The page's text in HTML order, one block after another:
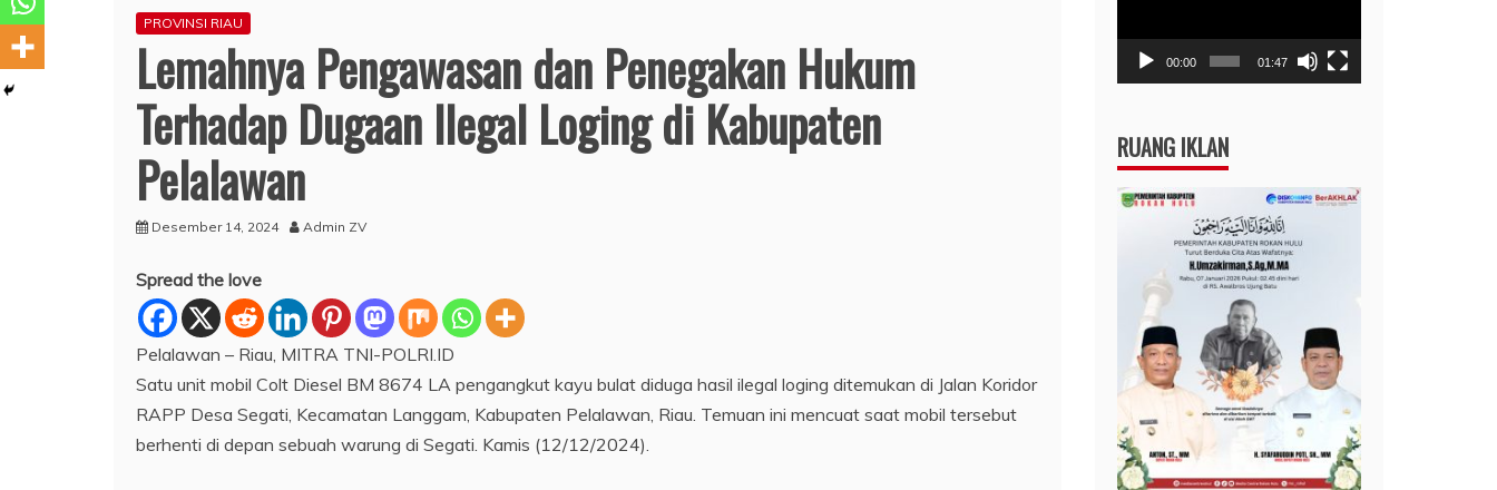
PROVINSI RIAU
Lemahnya Pengawasan dan Penegakan Hukum
Terhadap Dugaan Ilegal Loging di Kabupaten
Pelalawan
Desember 14, 2024 Admin ZV
Spread the love
Pelalawan – Riau, MITRA TNI-POLRI.ID
Satu unit mobil Colt Diesel BM 8674 LA pengangkut kayu bulat diduga hasil ilegal loging ditemukan di Jalan Koridor
RAPP Desa Segati, Kecamatan Langgam, Kabupaten Pelalawan, Riau. Temuan ini mencuat saat mobil tersebut
berhenti di depan sebuah warung di Segati. Kamis (12/12/2024).
00:00 01:47
RUANG IKLAN